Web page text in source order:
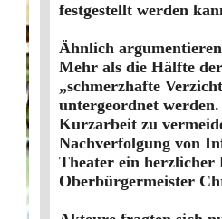
festgestellt werden
Ähnlich
Mehr als die Hälfte
„schmerzhafte
untergeordnet
Kurzarbeit zu
Nachverfolgung von
Theater ein herzlicher
Oberbürgermeister